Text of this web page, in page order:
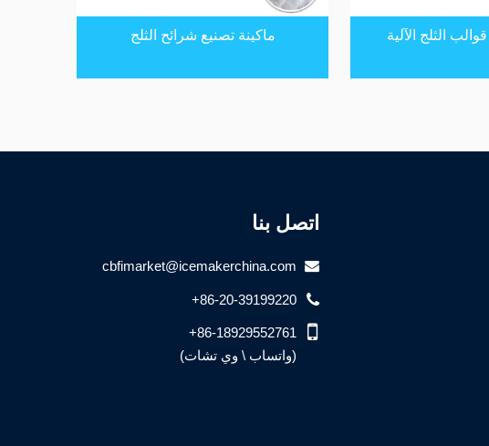
الثلج الآلية ماكينة تصنيع شرائح الثلج
اتصل بنا
cbfimarket@icemakerchina.com
+86-20-39199220
+86-18929552761
(واتساب \ وي تشات)